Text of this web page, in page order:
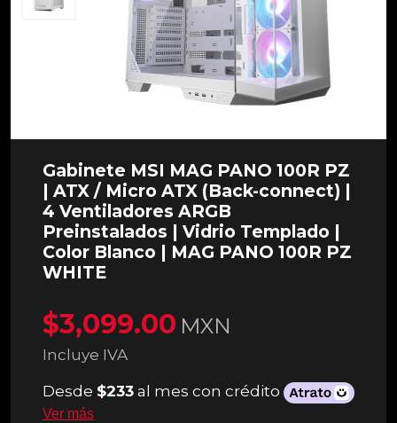
Gabinete MSI MAG PANO 100R PZ
| ATX / Micro ATX (Back-connect) |
4 Ventiladores ARGB
Preinstalados | Vidrio Templado |
Color Blanco | MAG PANO 100R PZ
WHITE
$3,099.00 MXN
Incluye IVA
Desde $233 al mes con crédito
Ver más